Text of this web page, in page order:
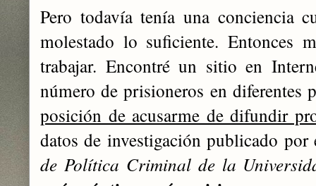
Pero todavía tenía una conciencia
molestado lo suficiente. Entonces
trabajar. Encontré un sitio en
número de prisioneros en diferentes
posición de acusarme de difundir
datos de investigación publicado
de Política Criminal de la